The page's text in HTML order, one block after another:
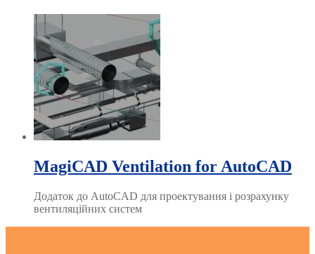
MagiCAD Ventilation for AutoCAD
Додаток до AutoCAD для проектування і розрахунку
вентиляційних систем